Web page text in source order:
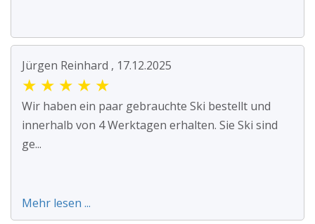
Jürgen Reinhard , 17.12.2025
★ ★ ★ ★ ★
Wir haben ein paar gebrauchte Ski bestellt und
innerhalb von 4 Werktagen erhalten. Sie Ski sind
ge...
Mehr lesen ...